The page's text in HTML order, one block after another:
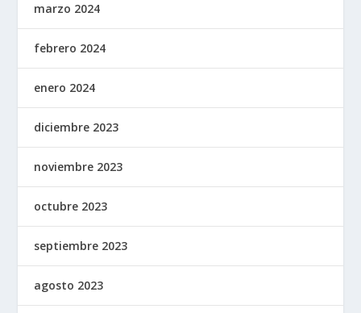
marzo 2024
febrero 2024
enero 2024
diciembre 2023
noviembre 2023
octubre 2023
septiembre 2023
agosto 2023